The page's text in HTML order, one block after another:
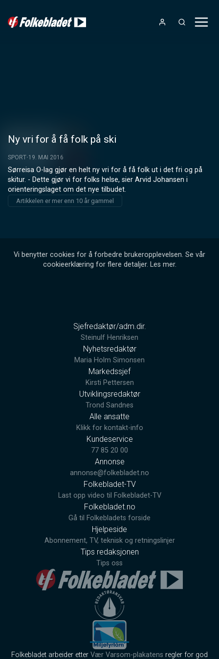
Ny vri for å få folk på ski
SPORT 19. MAI 2016
Sørreisa O-lag gjør en helt ny vri for å få folk ut i det fri og på
skitur. - Dette gjør vi for folks helse, sier Arvid Johansen i
orienteringslaget om det nye tilbudet.
Artikkelen er mer enn 10 år gammel
Vi benytter cookies for å forbedre brukeropplevelsen. Se vår
cookieerklæring for flere detaljer. Les mer.
Sjefredaktør/adm.dir.
Steinulf Henriksen
Nyhetsredaktør
Maria Holm Simonsen
Markedssjef
Kirsti Pettersen
Utviklingsredaktør
Trond Sandnes
Alle ansatte
Klikk for kontakt-info
Kundeservice
77 85 20 00
Annonse
annonse@folkebladet.no
Folkebladet-TV
Last opp video til Folkebladet-TV
Folkebladet.no
Gå til Folkebladets forside
Hjelpeside
Abonnement, TV, teknisk og retningslinjer
Tips redaksjonen
Tips oss
Folkebladet arbeider etter Vær Varsom-plakatens regler for god